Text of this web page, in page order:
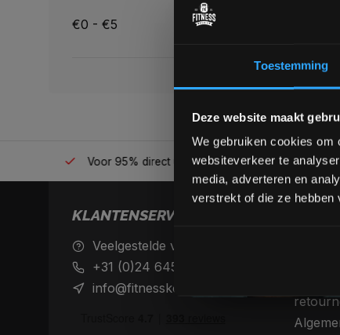
Toestemming
Deze website maakt
We gebruiken cookies om
websiteverkeer te
media, adverteren en
verstrekt of die ze hebben
€0 - €5
Voor 95% direct uit voorraad geleverd
KLANTENSERVICE
Veelgestelde vragen
+31 (0)24 645 1309
info@fitnesskoerier.nl